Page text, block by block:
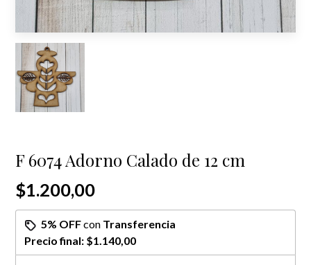
F 6074 Adorno Calado de 12 cm
$1.200,00
5% OFFcon Transferencia
Precio final: $1.140,00